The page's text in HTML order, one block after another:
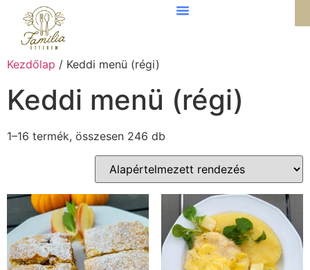
Kezdőlap / Keddi menü (régi)
Keddi menü (régi)
1–16 termék, összesen 246 db